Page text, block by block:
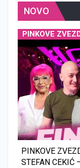
NOVO
PINKOVE
PINKOVE
STEFAN CEKIĆ